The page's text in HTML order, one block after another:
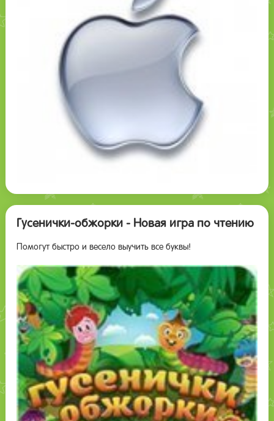
Гусенички-обжорки - Новая игра по чтению
Помогут быстро и весело выучить все буквы!